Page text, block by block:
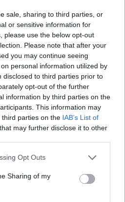
sale, sharing to third parties, or
or sensitive information for
please use the below opt-out
Please note that after your
you may continue seeing
personal information utilized by
disclosed to third parties prior to
opt-out of the further
information by third parties on the
This information may
parties on the IAB’s List of
that may further disclose it to other
app uses one or more Google
behaviour. You may click to
and its third-party tags to
purposes in below Google
Opt Outs
Sharing of my
al numero +39
7512
in tempo reale?
canale telegram di
nostre ultime news
News